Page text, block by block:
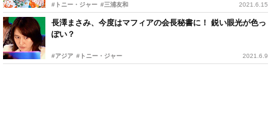
#トニー・ジャー #三浦友和 2021.6.15
長澤まさみ、今度はマフィアの会長秘書に！ 鋭い眼光が色っ
ぽい？
#アジア #トニー・ジャー 2021.6.9